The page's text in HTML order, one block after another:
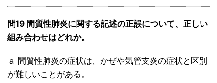
問19 間質性肺炎に関する記述の正誤について、正しい
組み合わせはどれか。
ａ 間質性肺炎の症状は、かぜや気管支炎の症状と区別
が難しいことがある。